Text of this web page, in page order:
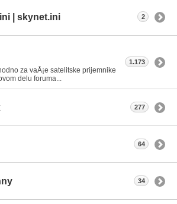
| skynet.ini 2
za vaÅ¡e satelitske prijemnike
delu foruma...
1.173
277
64
34